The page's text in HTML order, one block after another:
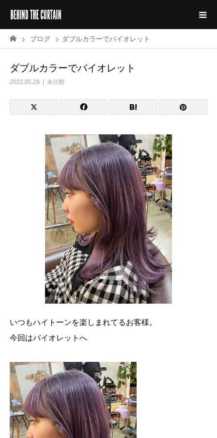
ブログ ダブルカラーでバイオレット
ダブルカラーでバイオレット
2022.05.29 未分類
いつもハイトーンを楽しまれてるお客様。
今回はバイオレットへ